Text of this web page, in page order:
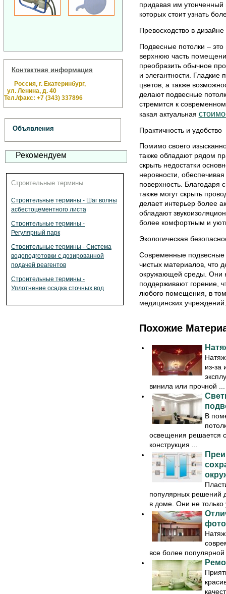
Контактная информация
Россия, г. Екатеринбург,
ул. Ленина, д. 40
Тел./факс: +7 (343) 337896
Объявления
Рекомендуем
Строительные термины
Строительные термины - Шаг волны
асбестоцементного листа
Строительные термины -
Регулярный парк
Строительные термины - Система
водоподготовки с дозированной
подачей реагентов
Строительные термины -
Уплотнение осадка сточных вод
придавая им
которых стоит узнать
Превосходство в дизайне
Подвесные потолки –
верхнюю часть
преобразить обычное
и элегантности. Гладкие
цветов, а также
делают подвесные
стремится к
какая актуальная
Практичность и удобство
Помимо своего
также обладают рядом
скрыть недостатки
неровности,
поверхность. Благодаря
также могут скрыть
делает интерьер более
обладают
более комфортным и
Экологическая
Современные подвесные
чистых материалов, что
окружающей среды. Они
поддерживают горение,
любого помещения, в
медицинских учреждений.
Похожие
из-за
винила или прочной ...
В
освещения решается
конструкция ...
популярных решений
в доме. Они не
все более